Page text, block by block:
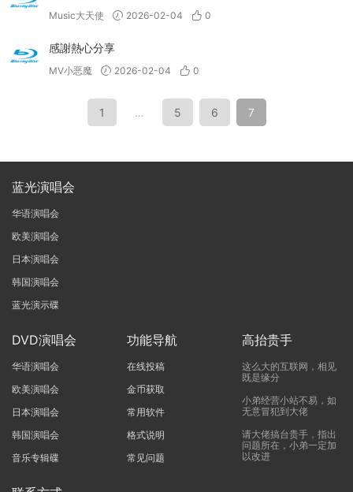
Music大天使 2026-02-04 0
感謝熱心分享
MV小恶魔 2026-02-04 0
1 … 5 6 7
蓝光演唱会
华语演唱会
欧美演唱会
日本演唱会
韩国演唱会
蓝光演示碟
DVD演唱会
华语演唱会
欧美演唱会
日本演唱会
韩国演唱会
音乐专辑碟
功能导航
在线投稿
金币获取
常用软件
格式说明
常见问题
高抬贵手
这么大的互联网，相见
既是缘分
小弟经营小站不易，如
无意冒犯到大佬
请大佬搞台贵手，指出
问题所在，小弟一定加
以改进